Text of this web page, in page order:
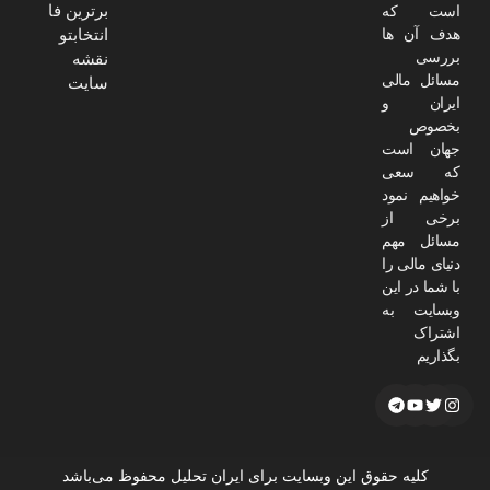
است که
هدف آن ها
بررسی
مسائل مالی
ایران و
بخصوص
جهان است
که سعی
خواهیم نمود
برخی از
مسائل مهم
دنیای مالی را
با شما در این
وبسایت به
اشتراک
بگذاریم
برترین فا
انتخابتو
نقشه
سایت
کلیه حقوق این وبسایت برای ایران تحلیل محفوظ می‌باشد